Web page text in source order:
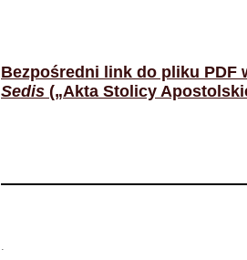
Bezpośredni link do pliku
Sedis („Akta Stolicy